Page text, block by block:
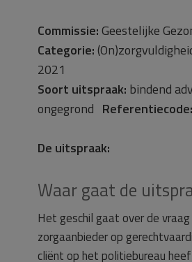
Commissie:Geestelijke
Categorie:
2021
Soort uitspraak: bindend
ongegrond Referentiecode:
De uitspraak:
Waar gaat de
Het geschil gaat over de
zorgaanbieder op
cliënt op het politiebureau